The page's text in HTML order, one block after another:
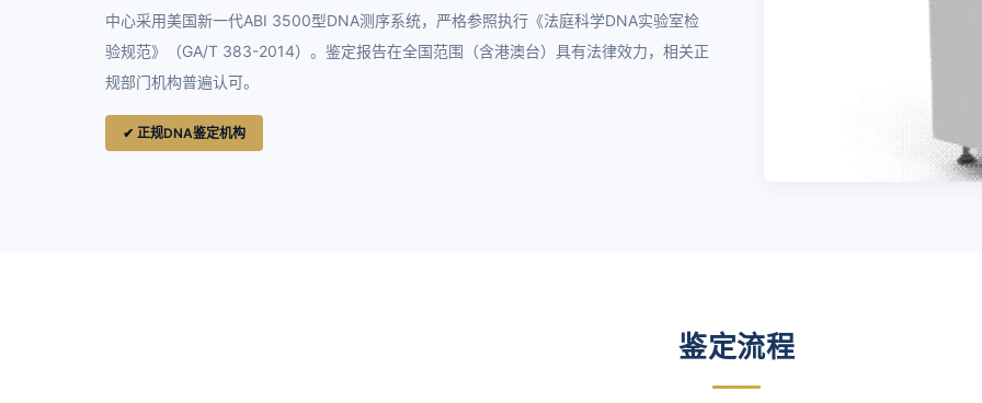
中心采用美国新一代ABI 3500型DNA测序系统，严格参照执行《法庭科学DNA实验室检
验规范》（GA/T 383-2014）。鉴定报告在全国范围（含港澳台）具有法律效力，相关正
规部门机构普遍认可。
✔ 正规DNA鉴定机构
鉴定流程